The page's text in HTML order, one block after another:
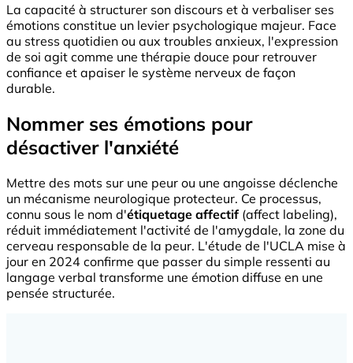
La capacité à structurer son discours et à verbaliser ses
émotions constitue un levier psychologique majeur. Face
au stress quotidien ou aux troubles anxieux, l'expression
de soi agit comme une thérapie douce pour retrouver
confiance et apaiser le système nerveux de façon
durable.
Nommer ses émotions pour
désactiver l'anxiété
Mettre des mots sur une peur ou une angoisse déclenche
un mécanisme neurologique protecteur. Ce processus,
connu sous le nom d'étiquetage affectif(affect labeling),
réduit immédiatement l'activité de l'amygdale, la zone du
cerveau responsable de la peur. L'étude de l'UCLA mise à
jour en 2024 confirme que passer du simple ressenti au
langage verbal transforme une émotion diffuse en une
pensée structurée.